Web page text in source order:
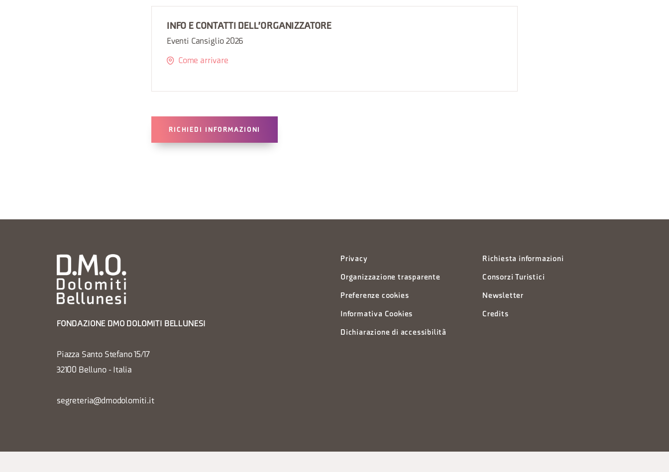
INFO E CONTATTI DELL'ORGANIZZATORE
Eventi Cansiglio 2026
Come arrivare
RICHIEDI INFORMAZIONI
FONDAZIONE DMO DOLOMITI BELLUNESI
Piazza Santo Stefano 15/17
32100 Belluno - Italia
segreteria@dmodolomiti.it
Privacy
Organizzazione trasparente
Preferenze cookies
Informativa Cookies
Dichiarazione di accessibilità
Richiesta informazioni
Consorzi Turistici
Newsletter
Credits